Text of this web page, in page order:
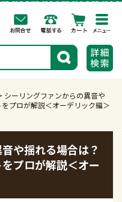
検索
シーリングファンからの異音や
プロが解説＜オーデリック編＞
や揺れる場合は？
プロが解説＜オー